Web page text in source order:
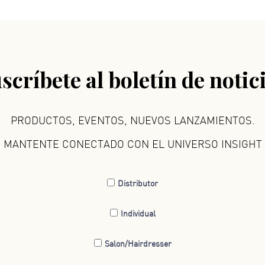
al boletín de
PRODUCTOS, EVENTOS, NUEVOS LANZAMIENTOS.
MANTENTE CONECTADO CON EL UNIVERSO INSIGHT
Distributor
Individual
Salon/Hairdresser